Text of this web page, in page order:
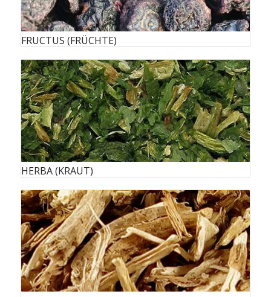
FRUCTUS (FRÜCHTE)
HERBA (KRAUT)